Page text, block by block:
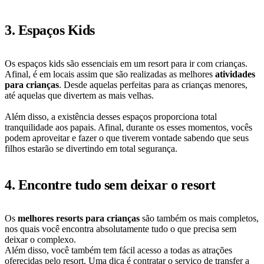
3. Espaços Kids
Os espaços kids são essenciais em um resort para ir com crianças.
Afinal, é em locais assim que são realizadas as melhores atividades
para crianças. Desde aquelas perfeitas para as crianças menores,
até aquelas que divertem as mais velhas.
Além disso, a existência desses espaços proporciona total
tranquilidade aos papais. Afinal, durante os esses momentos, vocês
podem aproveitar e fazer o que tiverem vontade sabendo que seus
filhos estarão se divertindo em total segurança.
4. Encontre tudo sem deixar o resort
Os melhores resorts para crianças são também os mais completos,
nos quais você encontra absolutamente tudo o que precisa sem
deixar o complexo.
Além disso, você também tem fácil acesso a todas as atrações
oferecidas pelo resort. Uma dica é contratar o serviço de transfer a